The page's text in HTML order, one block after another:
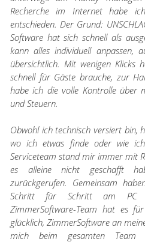
Recherche im Internet habe
entschieden. Der Grund:
Software hat sich schnell als
kann alles individuell anpassen,
übersichtlich. Mit wenigen Klicks
schnell für Gäste brauche, zur
habe ich die volle Kontrolle über
und Steuern.
Obwohl ich technisch versiert bin,
wo ich etwas finde oder wie
Serviceteam stand mir immer mit
es alleine nicht geschafft
zurückgerufen. Gemeinsam
Schritt für Schritt am PC
ZimmerSoftware-Team hat es
glücklich, ZimmerSoftware an
mich beim gesamten